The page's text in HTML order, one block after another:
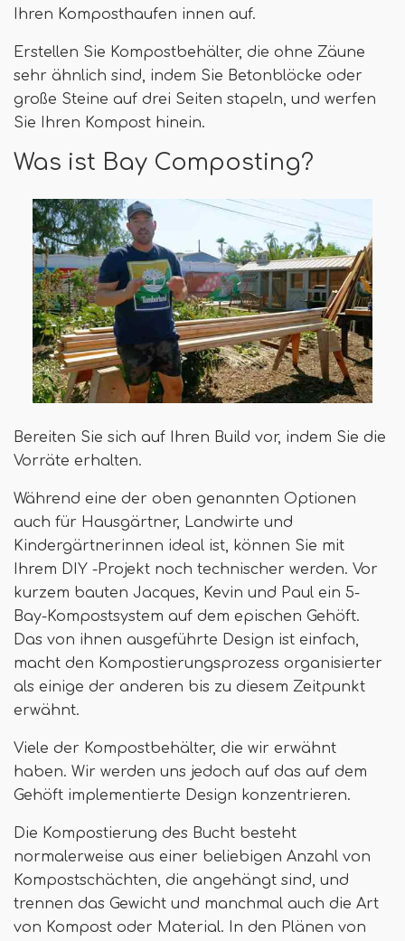
Ihren Komposthaufen innen auf.
Erstellen Sie Kompostbehälter, die ohne Zäune
sehr ähnlich sind, indem Sie Betonblöcke oder
große Steine ​​auf drei Seiten stapeln, und werfen
Sie Ihren Kompost hinein.
Was ist Bay Composting?
Bereiten Sie sich auf Ihren Build vor, indem Sie die
Vorräte erhalten.
Während eine der oben genannten Optionen
auch für Hausgärtner, Landwirte und
Kindergärtnerinnen ideal ist, können Sie mit
Ihrem DIY -Projekt noch technischer werden. Vor
kurzem bauten Jacques, Kevin und Paul ein 5-
Bay-Kompostsystem auf dem epischen Gehöft.
Das von ihnen ausgeführte Design ist einfach,
macht den Kompostierungsprozess organisierter
als einige der anderen bis zu diesem Zeitpunkt
erwähnt.
Viele der Kompostbehälter, die wir erwähnt
haben. Wir werden uns jedoch auf das auf dem
Gehöft implementierte Design konzentrieren.
Die Kompostierung des Bucht besteht
normalerweise aus einer beliebigen Anzahl von
Kompostschächten, die angehängt sind, und
trennen das Gewicht und manchmal auch die Art
von Kompost oder Material. In den Plänen von